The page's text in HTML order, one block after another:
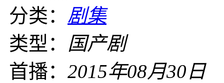
分类： 剧集
类型： 国产剧
首播： 2015年08月30日